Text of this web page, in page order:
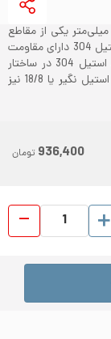
ناودانی استیل 304 یا 1.4301 با سایز 120 و ضخامت 6 میلی‌متر یکی از مقاطع
کاربردی در ساخت سازه‌های استیل می‌باشد. ناودانی استیل 304 دارای مقاومت
خوبی در برابر خوردگی است و مصارف گوناگونی دارد. استیل 304 در ساختار
خود حاوی 18 درصد کروم و 8 درصد نیکل است و به استیل نگیر یا 18/8 نیز
936,400 تومان